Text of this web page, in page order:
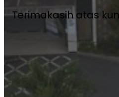
Terimakasih atas